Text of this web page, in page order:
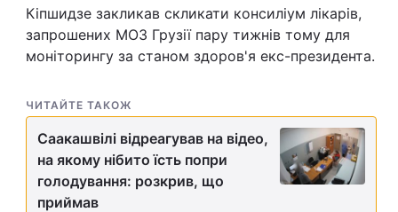
Контакти
Послуги
Кіпшидзе закликав скликати консиліум лікарів,
запрошених МОЗ Грузії пару тижнів тому для
моніторингу за станом здоров'я екс-президента.
ЧИТАЙТЕ ТАКОЖ
Саакашвілі відреагував на відео,
на якому нібито їсть попри
голодування: розкрив, що
приймав